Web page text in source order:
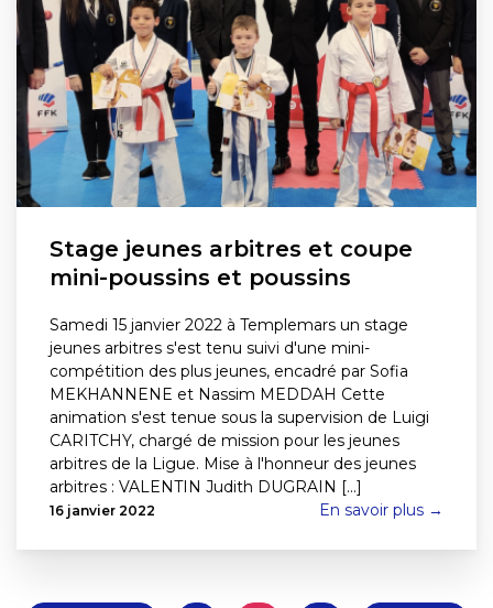
Stage jeunes arbitres et coupe
mini-poussins et poussins
Samedi 15 janvier 2022 à Templemars un stage
jeunes arbitres s'est tenu suivi d'une mini-
compétition des plus jeunes, encadré par Sofia
MEKHANNENE et Nassim MEDDAH Cette
animation s'est tenue sous la supervision de Luigi
CARITCHY, chargé de mission pour les jeunes
arbitres de la Ligue. Mise à l'honneur des jeunes
arbitres : VALENTIN Judith DUGRAIN [...]
16 janvier 2022 En savoir plus →